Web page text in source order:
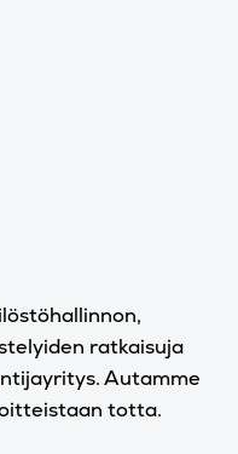
ratkaisuja
Autamme
totta.